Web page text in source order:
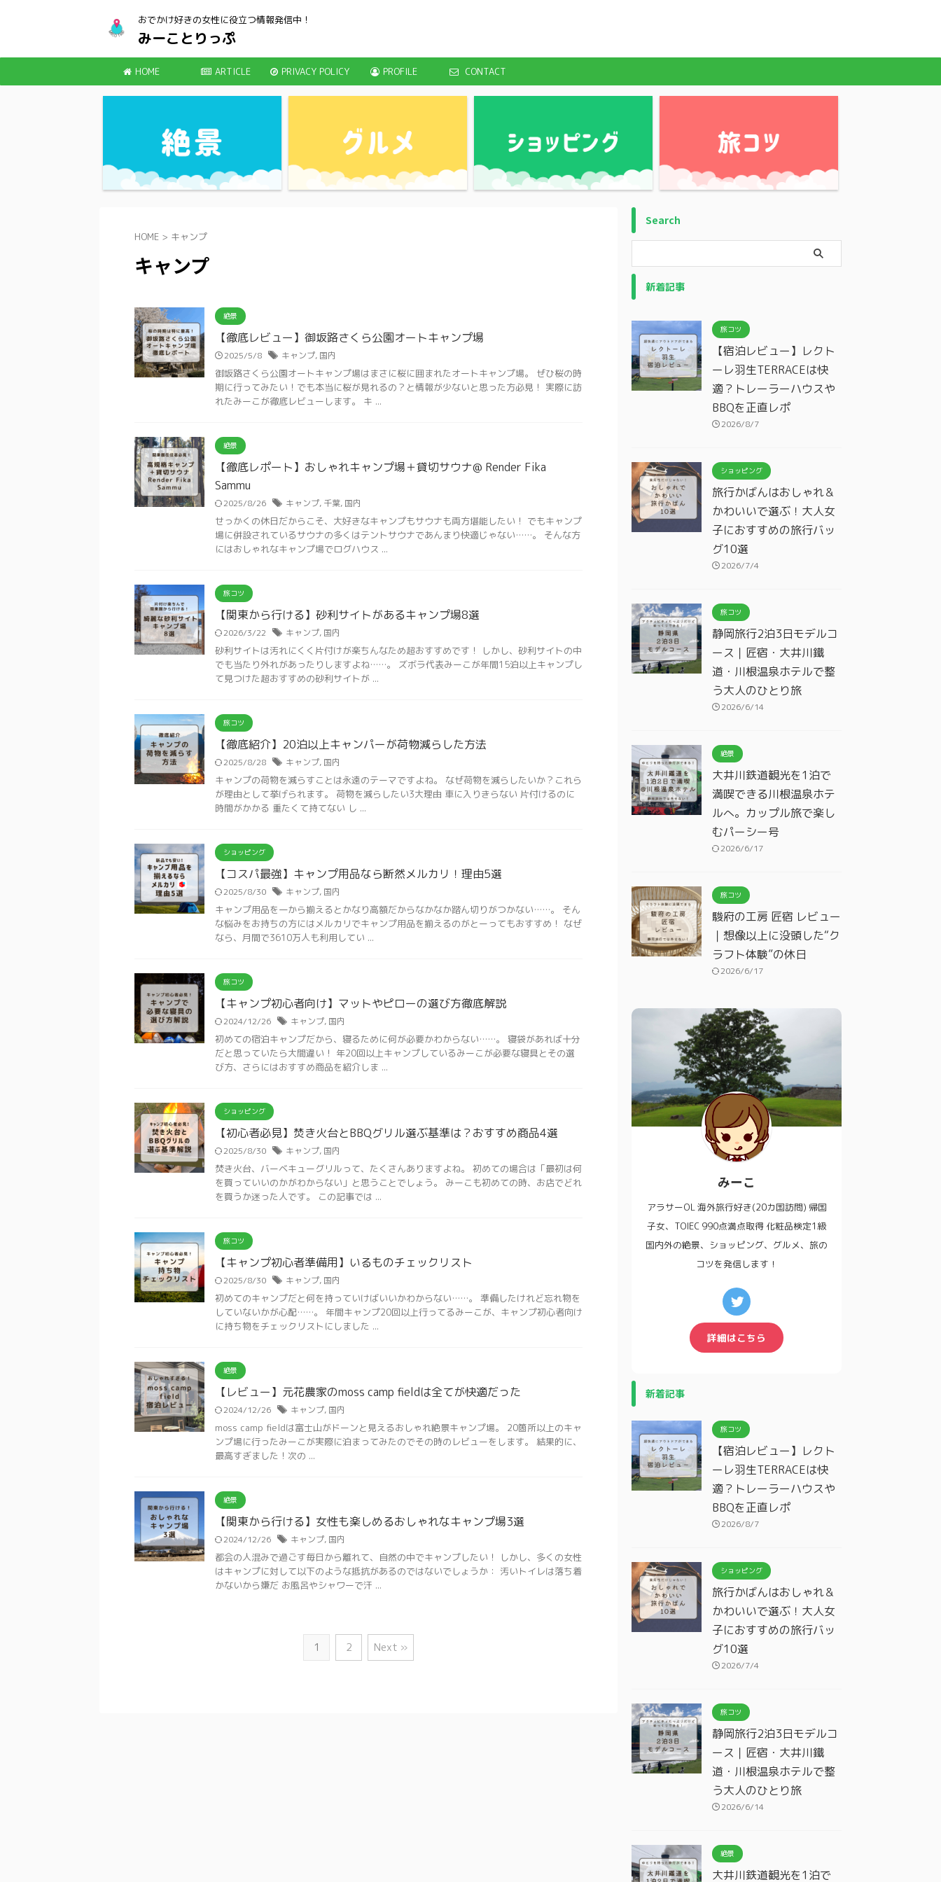
おでかけ好きの女性に役立つ情報発信中！
みーことりっぷ
HOME ARTICLE PRIVACY POLICY PROFILE CONTACT
HOME > キャンプ
キャンプ
絶景
【徹底レビュー】御坂路さくら公園オートキャンプ場
2025/5/8 キャンプ, 国内
御坂路さくら公園オートキャンプ場はまさに桜に囲まれたオートキャンプ場。 ぜひ桜の時
期に行ってみたい！でも本当に桜が見れるの？と情報が少ないと思った方必見！ 実際に訪
れたみーこが徹底レビューします。 キ ...
絶景
【徹底レポート】おしゃれキャンプ場＋貸切サウナ@ Render Fika
Sammu
2025/8/26 キャンプ, 千葉, 国内
せっかくの休日だからこそ、大好きなキャンプもサウナも両方堪能したい！ でもキャンプ
場に併設されているサウナの多くはテントサウナであんまり快適じゃない……。 そんな方
にはおしゃれなキャンプ場でログハウス ...
旅コツ
【関東から行ける】砂利サイトがあるキャンプ場8選
2026/3/22 キャンプ, 国内
砂利サイトは汚れにくく片付けが楽ちんなため超おすすめです！ しかし、砂利サイトの中
でも当たり外れがあったりしますよね……。 ズボラ代表みーこが年間15泊以上キャンプし
て見つけた超おすすめの砂利サイトが ...
旅コツ
【徹底紹介】20泊以上キャンパーが荷物減らした方法
2025/8/28 キャンプ, 国内
キャンプの荷物を減らすことは永遠のテーマですよね。 なぜ荷物を減らしたいか？これら
が理由として挙げられます。 荷物を減らしたい3大理由 車に入りきらない 片付けるのに
時間がかかる 重たくて持てない し ...
ショッピング
【コスパ最強】キャンプ用品なら断然メルカリ！理由5選
2025/8/30 キャンプ, 国内
キャンプ用品を一から揃えるとかなり高額だからなかなか踏ん切りがつかない……。 そん
な悩みをお持ちの方にはメルカリでキャンプ用品を揃えるのがとーってもおすすめ！ なぜ
なら、月間で3610万人も利用してい ...
旅コツ
【キャンプ初心者向け】マットやピローの選び方徹底解説
2024/12/26 キャンプ, 国内
初めての宿泊キャンプだから、寝るために何が必要かわからない……。 寝袋があれば十分
だと思っていたら大間違い！ 年20回以上キャンプしているみーこが必要な寝具とその選
び方、さらにはおすすめ商品を紹介しま ...
ショッピング
【初心者必見】焚き火台とBBQグリル選ぶ基準は？おすすめ商品4選
2025/8/30 キャンプ, 国内
焚き火台、バーベキューグリルって、たくさんありますよね。 初めての場合は「最初は何
を買っていいのかがわからない」と思うことでしょう。 みーこも初めての時、お店でどれ
を買うか迷った人です。 この記事では ...
旅コツ
【キャンプ初心者準備用】いるものチェックリスト
2025/8/30 キャンプ, 国内
初めてのキャンプだと何を持っていけばいいかわからない……。 準備したけれど忘れ物を
していないかが心配……。 年間キャンプ20回以上行ってるみーこが、キャンプ初心者向け
に持ち物をチェックリストにしました ...
絶景
【レビュー】元花農家のmoss camp fieldは全てが快適だった
2024/12/26 キャンプ, 国内
moss camp fieldは富士山がドーンと見えるおしゃれ絶景キャンプ場。 20箇所以上のキャ
ンプ場に行ったみーこが実際に泊まってみたのでその時のレビューをします。 結果的に、
最高すぎました！次の ...
絶景
【関東から行ける】女性も楽しめるおしゃれなキャンプ場3選
2024/12/26 キャンプ, 国内
都会の人混みで過ごす毎日から離れて、自然の中でキャンプしたい！ しかし、多くの女性
はキャンプに対して以下のような抵抗があるのではないでしょうか： 汚いトイレは落ち着
かないから嫌だ お風呂やシャワーで汗 ...
1 2 Next »
Search
新着記事
旅コツ
【宿泊レビュー】レクト
ーレ羽生TERRACEは快
適？トレーラーハウスや
BBQを正直レポ
2026/8/7
ショッピング
旅行かばんはおしゃれ＆
かわいいで選ぶ！大人女
子におすすめの旅行バッ
グ10選
2026/7/4
旅コツ
静岡旅行2泊3日モデルコ
ース｜匠宿・大井川鐵
道・川根温泉ホテルで整
う大人のひとり旅
2026/6/14
絶景
大井川鉄道観光を1泊で
満喫できる川根温泉ホテ
ルへ。カップル旅で楽し
むパーシー号
2026/6/17
旅コツ
駿府の工房 匠宿 レビュー
｜想像以上に没頭した“ク
ラフト体験”の休日
2026/6/17
みーこ
アラサーOL 海外旅行好き(20カ国訪問) 帰国
子女、TOIEC 990点満点取得 化粧品検定1級
国内外の絶景、ショッピング、グルメ、旅の
コツを発信します！
詳細はこちら
新着記事
旅コツ
【宿泊レビュー】レクト
ーレ羽生TERRACEは快
適？トレーラーハウスや
BBQを正直レポ
2026/8/7
ショッピング
旅行かばんはおしゃれ＆
かわいいで選ぶ！大人女
子におすすめの旅行バッ
グ10選
2026/7/4
旅コツ
静岡旅行2泊3日モデルコ
ース｜匠宿・大井川鐵
道・川根温泉ホテルで整
う大人のひとり旅
2026/6/14
絶景
大井川鉄道観光を1泊で